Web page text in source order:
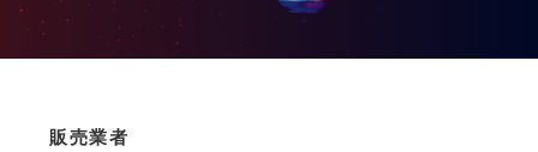
販売業者